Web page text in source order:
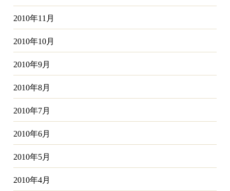
2010年11月
2010年10月
2010年9月
2010年8月
2010年7月
2010年6月
2010年5月
2010年4月